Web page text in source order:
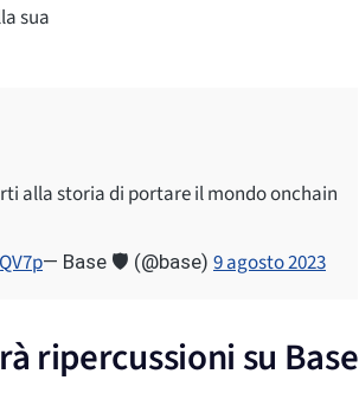
sua
alla storia di portare il mondo onchain
— Base 🛡️ (@base) 9 agosto 2023
ripercussioni su Base